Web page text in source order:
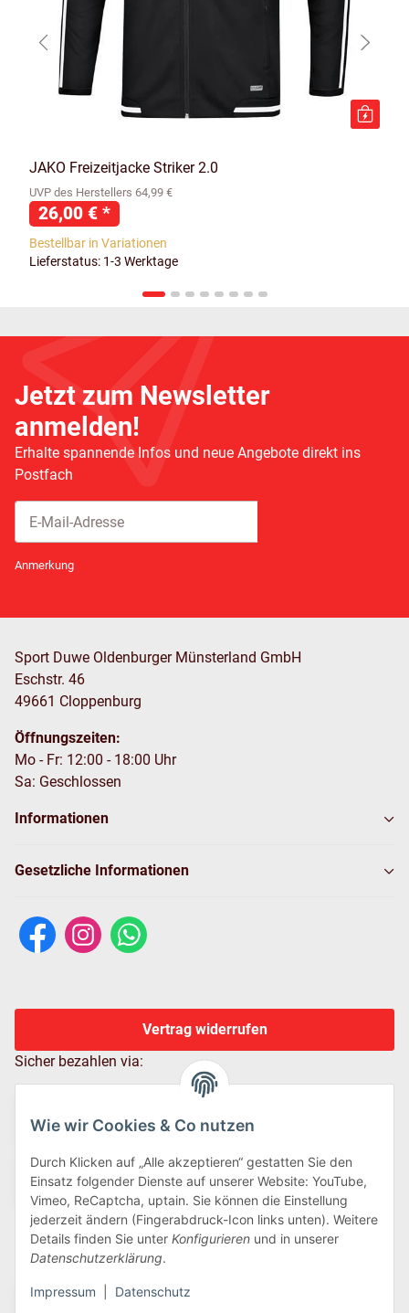
Wie wir Cookies & Co nutzen
Durch Klicken auf „Alle akzeptieren“ gestatten Sie den
Einsatz folgender Dienste auf unserer Website: YouTube,
Vimeo, ReCaptcha, uptain. Sie können die Einstellung
jederzeit ändern (Fingerabdruck-Icon links unten). Weitere
Details finden Sie unter Konfigurieren und in unserer
Datenschutzerklärung.
Impressum Datenschutz
JAKO Freizeitjacke Striker 2.0
UVP des Herstellers 64,99 €
26,00 € *
Bestellbar in Variationen
Lieferstatus: 1-3 Werktage
Jetzt zum Newsletter
anmelden!
Erhalte spannende Infos und neue Angebote direkt ins
Postfach
Anmerkung
Sport Duwe Oldenburger Münsterland GmbH
Eschstr. 46
49661 Cloppenburg
Öffnungszeiten:
Mo - Fr: 12:00 - 18:00 Uhr
Sa: Geschlossen
Informationen
Gesetzliche Informationen
Vertrag widerrufen
Sicher bezahlen via:
Wir versenden via: